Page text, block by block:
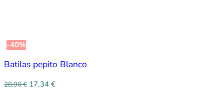
-40%
Batilas pepito Blanco
28,90€ 17,34 €